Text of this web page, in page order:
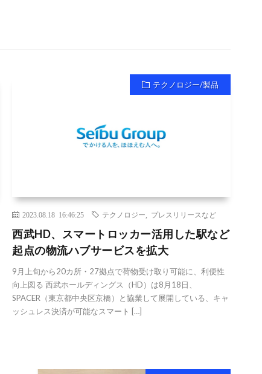
テクノロジー/製品
2023.08.18 16:46:25 テクノロジー プレスリリースなど
西武HD、スマートロッカー活用した駅など
起点の物流ハブサービスを拡大
9月上旬から20カ所・27拠点で荷物受け取り可能に、利便性
向上図る 西武ホールディングス（HD）は8月18日、
SPACER（東京都中央区京橋）と協業して展開している、キャ
ッシュレス決済が可能なスマート […]